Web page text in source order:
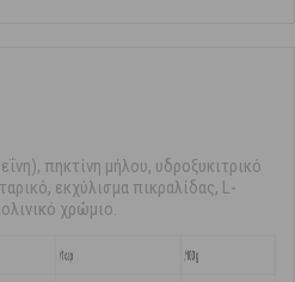
πηκτίνη μήλου, υδροξυκιτρικό
εκχύλισμα πικραλίδας, L-
χρώμιο.